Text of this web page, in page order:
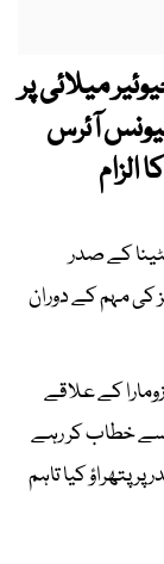
میلائی پر
آئرس
کے صدر
کی مہم کے دوران
کے علاقے
خطاب کر رہے
پتھراؤ کیا تاہم